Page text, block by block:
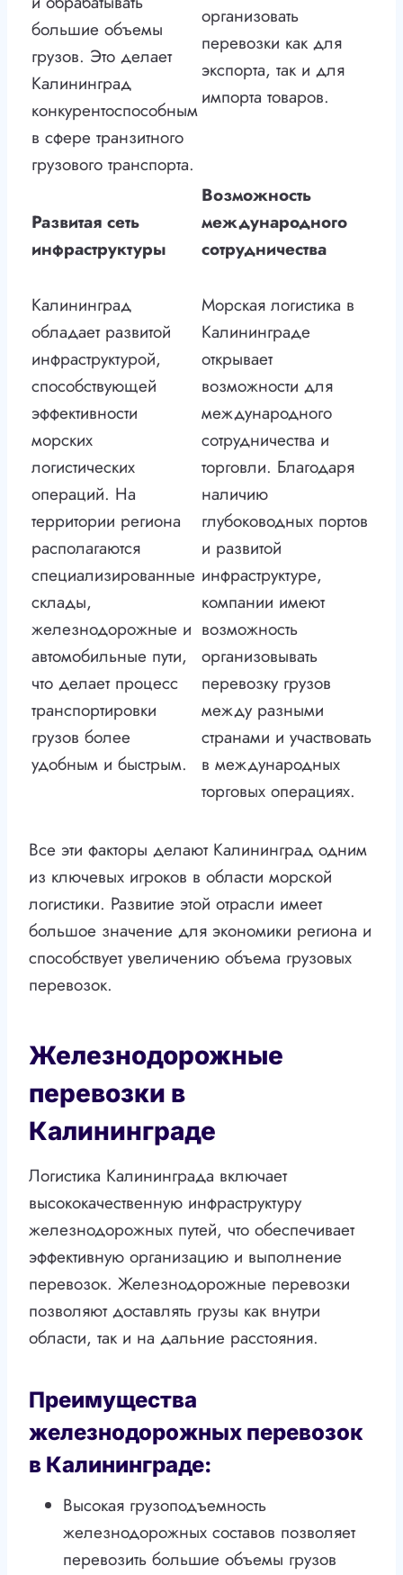
большие объемы
грузов. Это делает
Калининград
конкурентоспособным
в сфере транзитного
грузового транспорта.
организовать
перевозки как для
экспорта, так и для
импорта товаров.
Развитая сеть
инфраструктуры
Калининград
обладает развитой
инфраструктурой,
способствующей
эффективности
морских
логистических
операций. На
территории региона
располагаются
специализированные
склады,
железнодорожные и
автомобильные пути,
что делает процесс
транспортировки
грузов более
удобным и быстрым.
Возможность
международного
сотрудничества
Морская логистика в
Калининграде
открывает
возможности для
международного
сотрудничества и
торговли. Благодаря
наличию
глубоководных портов
и развитой
инфраструктуре,
компании имеют
возможность
организовывать
перевозку грузов
между разными
странами и участвовать
в международных
торговых операциях.
Все эти факторы делают Калининград одним
из ключевых игроков в области морской
логистики. Развитие этой отрасли имеет
большое значение для экономики региона и
способствует увеличению объема грузовых
перевозок.
Железнодорожные
перевозки в
Калининграде
Логистика Калининграда включает
высококачественную инфраструктуру
железнодорожных путей, что обеспечивает
эффективную организацию и выполнение
перевозок. Железнодорожные перевозки
позволяют доставлять грузы как внутри
области, так и на дальние расстояния.
Преимущества
железнодорожных перевозок
в Калининграде:
Высокая грузоподъемность
железнодорожных составов позволяет
перевозить большие объемы грузов